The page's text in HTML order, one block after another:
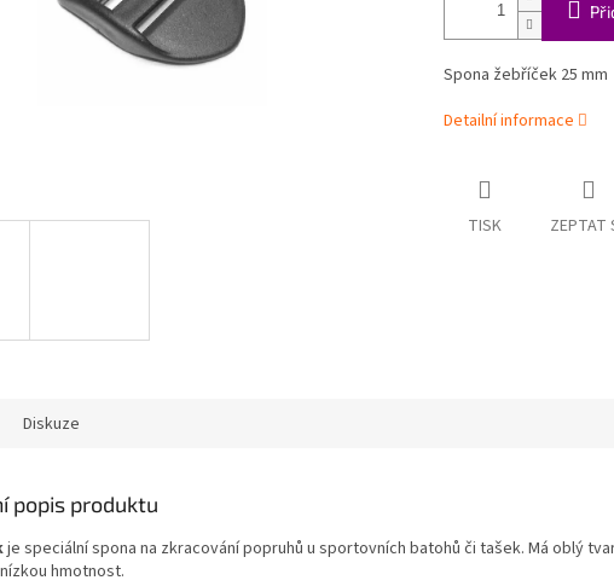
Spona žebříček 25 mm
Detailní informace
TISK ZEPTAT
Diskuze
popis produktu
je speciální spona na zkracování popruhů u sportovních batohů či tašek. Má oblý
hmotnost.